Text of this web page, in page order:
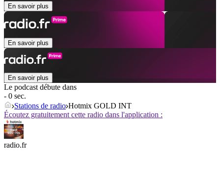
En savoir plus
En savoir plus
En savoir plus
Le podcast débute dans
- 0 sec.
Stations de radio Hotmix GOLD INT
Écoutez gratuitement cette radio dans l'application :
radio.fr